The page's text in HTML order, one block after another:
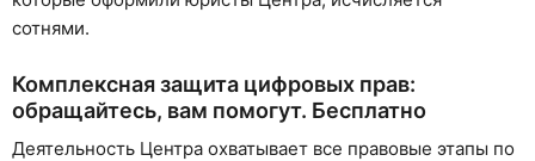
сотнями.
Комплексная защита цифровых прав:
обращайтесь, вам помогут. Бесплатно
Деятельность Центра охватывает все правовые этапы по